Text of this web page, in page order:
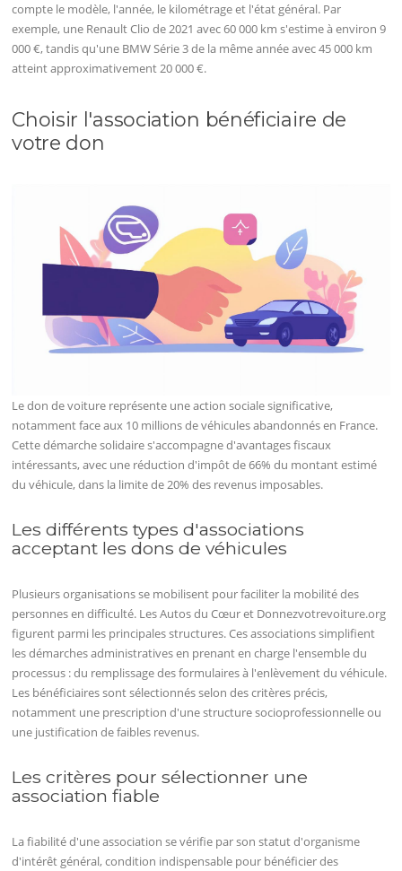
compte le modèle, l'année, le kilométrage et l'état général. Par
exemple, une Renault Clio de 2021 avec 60 000 km s'estime à environ 9
000 €, tandis qu'une BMW Série 3 de la même année avec 45 000 km
atteint approximativement 20 000 €.
Choisir l'association bénéficiaire de
votre don
Le don de voiture représente une action sociale significative,
notamment face aux 10 millions de véhicules abandonnés en France.
Cette démarche solidaire s'accompagne d'avantages fiscaux
intéressants, avec une réduction d'impôt de 66% du montant estimé
du véhicule, dans la limite de 20% des revenus imposables.
Les différents types d'associations
acceptant les dons de véhicules
Plusieurs organisations se mobilisent pour faciliter la mobilité des
personnes en difficulté. Les Autos du Cœur et Donnezvotrevoiture.org
figurent parmi les principales structures. Ces associations simplifient
les démarches administratives en prenant en charge l'ensemble du
processus : du remplissage des formulaires à l'enlèvement du véhicule.
Les bénéficiaires sont sélectionnés selon des critères précis,
notamment une prescription d'une structure socioprofessionnelle ou
une justification de faibles revenus.
Les critères pour sélectionner une
association fiable
La fiabilité d'une association se vérifie par son statut d'organisme
d'intérêt général, condition indispensable pour bénéficier des